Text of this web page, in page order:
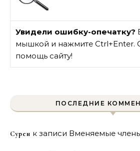
Увидели ошибку-опечатку?
мышкой и нажмите Ctrl+Enter.
помощь сайту!
ПОСЛЕДНИЕ
Сурен к записи Вменяемые